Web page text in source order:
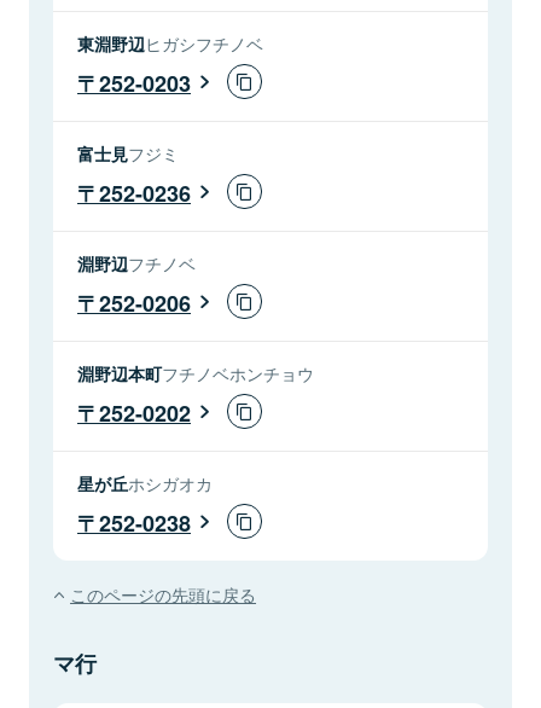
東淵野辺ヒガシフチノベ
252-0203
富士見フジミ
252-0236
淵野辺フチノベ
252-0206
淵野辺本町フチノベホンチョウ
252-0202
星が丘ホシガオカ
252-0238
このページの先頭に戻る
マ行